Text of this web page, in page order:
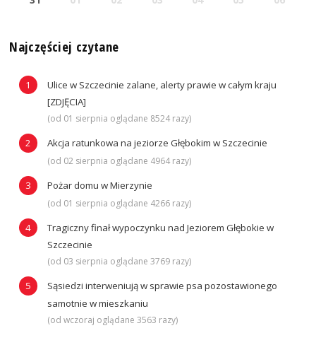
Najczęściej czytane
Ulice w Szczecinie zalane, alerty prawie w całym kraju
[ZDJĘCIA]
(od 01 sierpnia oglądane 8524 razy)
Akcja ratunkowa na jeziorze Głębokim w Szczecinie
(od 02 sierpnia oglądane 4964 razy)
Pożar domu w Mierzynie
(od 01 sierpnia oglądane 4266 razy)
Tragiczny finał wypoczynku nad Jeziorem Głębokie w
Szczecinie
(od 03 sierpnia oglądane 3769 razy)
Sąsiedzi interweniują w sprawie psa pozostawionego
samotnie w mieszkaniu
(od wczoraj oglądane 3563 razy)